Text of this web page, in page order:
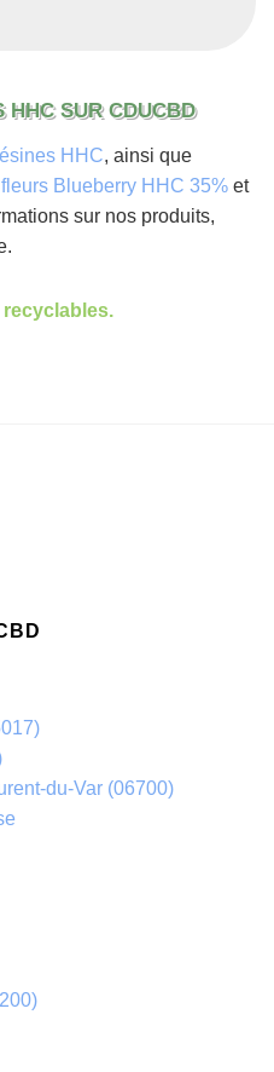
HHC SUR CDUCBD
HHC, ainsi que
fleurs Blueberry HHC 35% et
sur nos produits,
recyclables.
du-Var (06700)